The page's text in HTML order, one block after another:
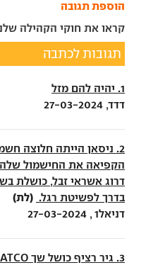
הוספת תגובה
קראו את חוקי הקהילה
תגובות לכתבה
1. יהיה להם מזל
דדד, 27-03-2024
2. ניסאן הייתה חלוצה
הקפיאה את החישמול
דרוג אשראי זבל, כושלת
בדרך לפשיטת רגל. (לת)
דניאל1 , 27-03-2024
3. גיר רציף כושל שך JATCO